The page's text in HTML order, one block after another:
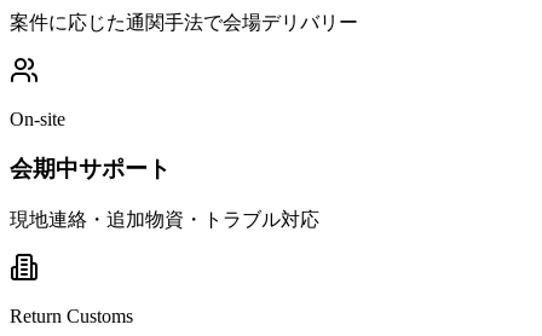
案件に応じた通関手法で会場デリバリー
On-site
会期中サポート
現地連絡・追加物資・トラブル対応
Return Customs